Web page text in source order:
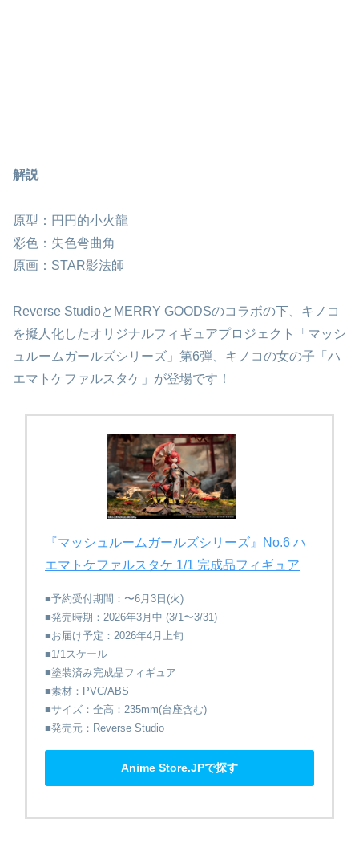
解説
原型：円円的小火龍
彩色：失色弯曲角
原画：STAR影法師
Reverse StudioとMERRY GOODSのコラボの下、キノコ
を擬人化したオリジナルフィギュアプロジェクト「マッシ
ュルームガールズシリーズ」第6弾、キノコの女の子「ハ
エマトケファルスタケ」が登場です！
『マッシュルームガールズシリーズ』​No.6 ハ
エマトケファルスタケ 1/1 完成品フィギュア
■予約受付期間：〜6月3日(火)
■発売時期：2026年3月中 (3/1〜3/31)
■お届け予定：2026年4月上旬
■1/1スケール
■塗装済み完成品フィギュア
■素材：PVC/ABS
■サイズ：全高：235mm(台座含む)
■発売元：Reverse Studio
Anime Store.JPで探す